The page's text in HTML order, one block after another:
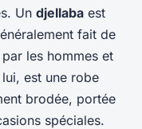
Un djellaba est
fait de
les hommes et
est une robe
brodée, portée
spéciales.